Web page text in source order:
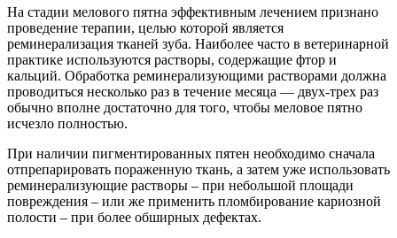
На стадии мелового пятна эффективным лечением признано
проведение терапии, целью которой является
реминерализация тканей зуба. Наиболее часто в ветеринарной
практике используются растворы, содержащие фтор и
кальций. Обработка реминерализующими растворами должна
проводиться несколько раз в течение месяца — двух-трех раз
обычно вполне достаточно для того, чтобы меловое пятно
исчезло полностью.
При наличии пигментированных пятен необходимо сначала
отпрепарировать пораженную ткань, а затем уже использовать
реминерализующие растворы – при небольшой площади
повреждения – или же применить пломбирование кариозной
полости – при более обширных дефектах.